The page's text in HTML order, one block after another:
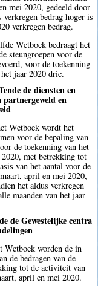
mei 2020, gedeeld door
bedrag hoger is
verkregen bedrag.
Wetboek bedraagt het
steungroepen voor de
voor de toekenning
jaar 2020 drie.
de diensten en
partnergeweld en
Wetboek wordt het
voor de bepaling van
de toekenning van het
met betrekking tot
van het aantal voor de
april en mei 2020,
het aldus verkregen
maanden van het jaar
de Gewestelijke centra
worden de in
de bedragen van de
tot de activiteit van
april en mei 2020.